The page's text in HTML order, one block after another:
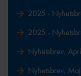
2025 -
2025 -
Nyhetsbrev,
Nyhetsbrev,